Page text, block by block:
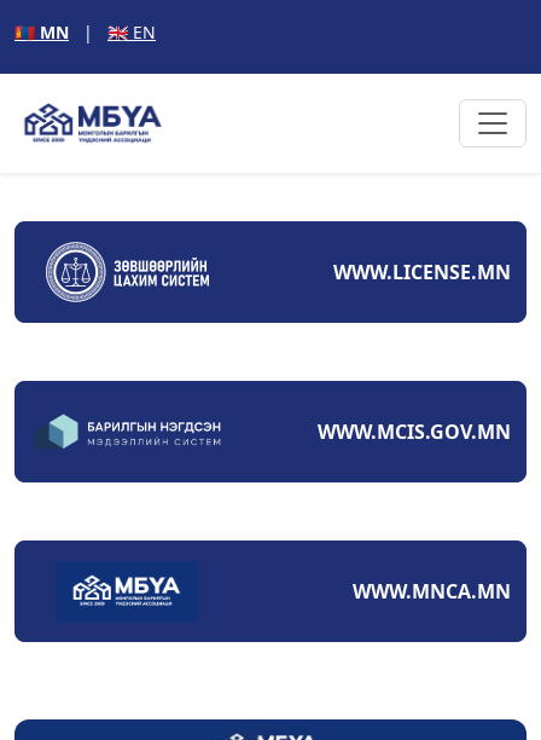
🇲🇳 MN | 🇬🇧 EN
WWW.LICENSE.MN
WWW.MCIS.GOV.MN
WWW.MNCA.MN